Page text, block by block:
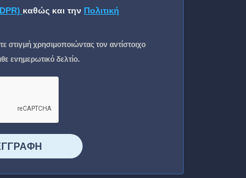
καθώς και την Πολιτική
στιγμή χρησιμοποιώντας τον αντίστοιχο
ενημερωτικό δελτίο.